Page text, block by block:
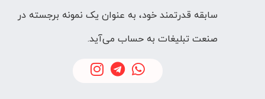
سابقه قدرتمند خود، به عنوان یک نمونه برجسته در
صنعت تبلیغات به حساب می‌آید.